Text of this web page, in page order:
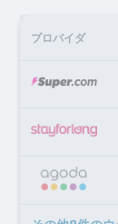
プロバイダ